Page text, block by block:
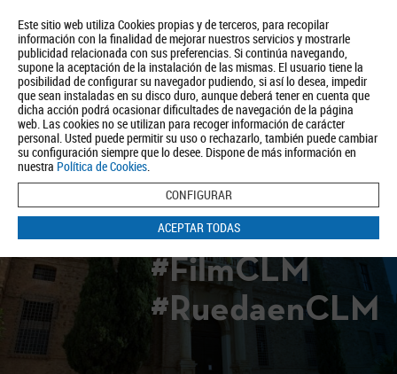
Este sitio web utiliza Cookies propias y de terceros, para recopilar
información con la finalidad de mejorar nuestros servicios y mostrarle
publicidad relacionada con sus preferencias. Si continúa navegando,
supone la aceptación de la instalación de las mismas. El usuario tiene la
posibilidad de configurar su navegador pudiendo, si así lo desea, impedir
que sean instaladas en su disco duro, aunque deberá tener en cuenta que
dicha acción podrá ocasionar dificultades de navegación de la página
web. Las cookies no se utilizan para recoger información de carácter
personal. Usted puede permitir su uso o rechazarlo, también puede cambiar
su configuración siempre que lo desee. Dispone de más información en
nuestra Política de Cookies.
CONFIGURAR
ACEPTAR TODAS
Quiénes somos Turismo Política de Privacidad Aviso Legal
Política de Cookies
BUSCAR
#FilmCLM
#RuedaenCLM